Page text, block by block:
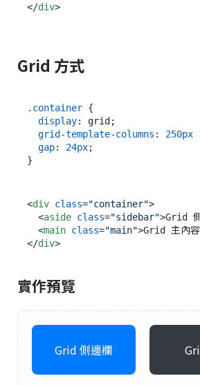
</div>
Grid 方式
.container {
display: grid;
grid-template-columns : 250px
gap: 24px;
<div class="container">
<aside class="sidebar">Grid
<main class="main">Grid 主內容
</div>
實作預覽
Grid 側邊欄